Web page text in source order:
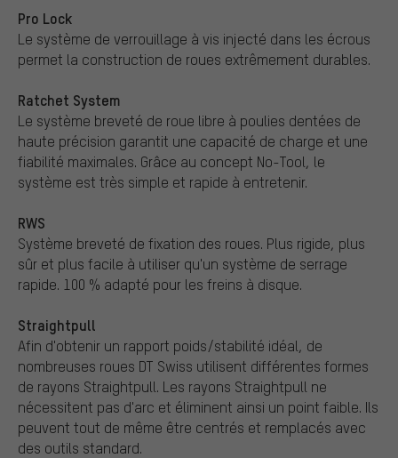
Pro Lock
Le système de verrouillage à vis injecté dans les écrous
permet la construction de roues extrêmement durables.
Ratchet System
Le système breveté de roue libre à poulies dentées de
haute précision garantit une capacité de charge et une
fiabilité maximales. Grâce au concept No-Tool, le
système est très simple et rapide à entretenir.
RWS
Système breveté de fixation des roues. Plus rigide, plus
sûr et plus facile à utiliser qu'un système de serrage
rapide. 100 % adapté pour les freins à disque.
Straightpull
Afin d'obtenir un rapport poids/stabilité idéal, de
nombreuses roues DT Swiss utilisent différentes formes
de rayons Straightpull. Les rayons Straightpull ne
nécessitent pas d'arc et éliminent ainsi un point faible. Ils
peuvent tout de même être centrés et remplacés avec
des outils standard.